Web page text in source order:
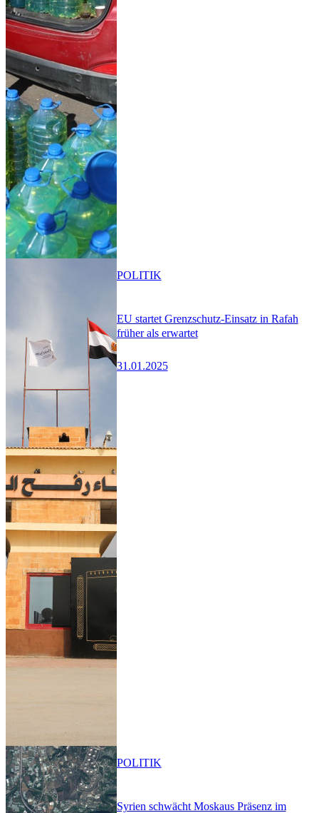
EU startet Grenzschutz-Einsatz in Rafah
früher als erwartet
31.01.2025
POLITIK
Syrien schwächt Moskaus Präsenz im
POLITIK